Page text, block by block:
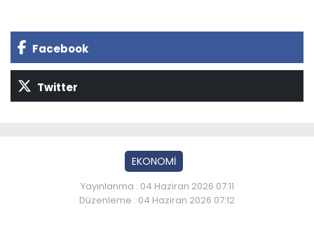
Facebook
Twitter
EKONOMİ
Yayınlanma : 04 Haziran 2026 07:11
Düzenleme : 04 Haziran 2026 07:12